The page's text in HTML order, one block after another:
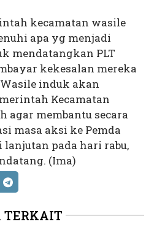
kecamatan wasile
apa yg menjadi
mendatangkan PLT
kekesalan mereka
induk akan
Kecamatan
agar membantu secara
masa aksi ke Pemda
lanjutan pada hari rabu,
(Ima)
TERKAIT